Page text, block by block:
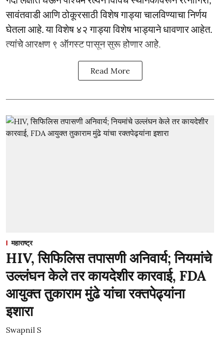
सावंतवाडी आणि ठोकूरसाठी विशेष गाड्या चालविण्याचा निर्णय
घेतला आहे. या विशेष ४२ गाड्या विशेष भाड्याने धावणार आहेत.
त्यांचे आरक्षण ९ ऑगस्ट पासून सुरू होणार आहे.
Read More
महाराष्ट्र
HIV, सिफिलिस तपासणी अनिवार्य; नियमांचे
उल्लंघन केले तर कायदेशीर कारवाई, FDA
आयुक्त तुकाराम मुंढे यांचा रक्तपेढ्यांना
इशारा
Swapnil S